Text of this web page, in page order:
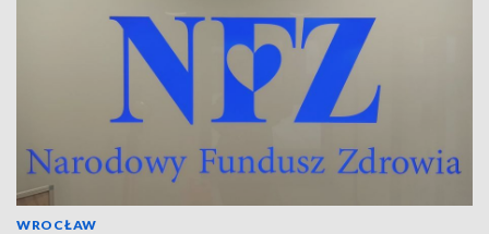
WROCŁAW